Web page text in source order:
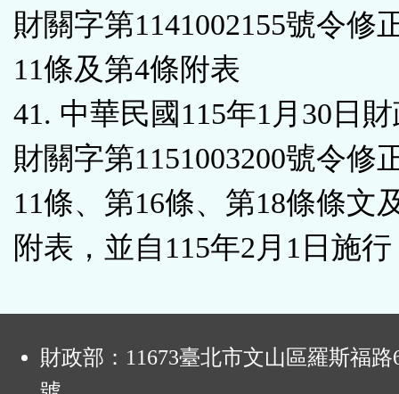
財關字第1141002155號令修
11條及第4條附表
41. 中華民國115年1月30日
財關字第1151003200號令修
11條、第16條、第18條條文
附表，並自115年2月1日施行
財政部：11673臺北市文山區羅斯福路